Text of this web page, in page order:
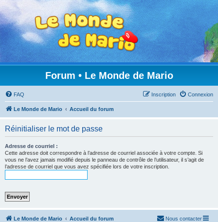
Forum • Le Monde de Mario
FAQ Connexion
Inscription
Le Monde de Mario Accueil du forum
Réinitialiser le mot de passe
Adresse de courriel :
Cette adresse doit correspondre à l’adresse de courriel associée à votre compte. Si
vous ne l’avez jamais modifié depuis le panneau de contrôle de l’utilisateur, il s’agit de
l’adresse de courriel que vous avez spécifiée lors de votre inscription.
Le Monde de Mario Accueil du forum Nous contacter